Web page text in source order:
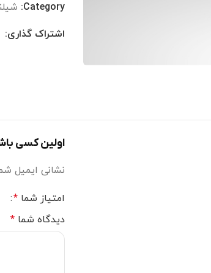
Category:
اشتراک گذاری:
اولین کسی
نشانی ایمیل
امتیاز شما *
دیدگاه شما *